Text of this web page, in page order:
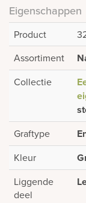
Eigenschappen
Product
Assortiment
Collectie
Graftype
Kleur
Liggende
deel